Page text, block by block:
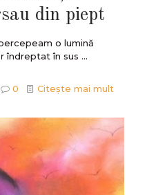
din piept
o lumină
îndreptat în sus ...
0 Citește mai mult